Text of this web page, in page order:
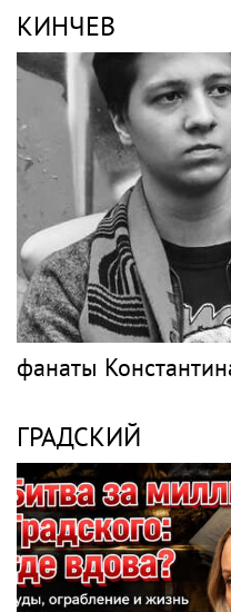
КИНЧЕВ
фанаты
ГРАДСКИЙ